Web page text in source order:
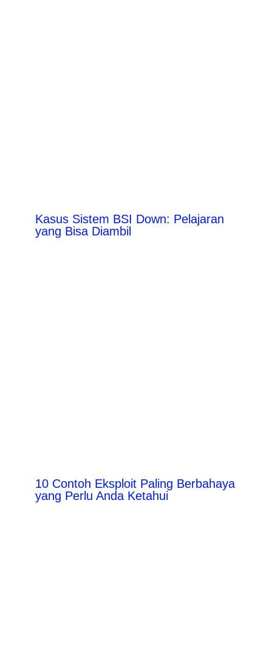
Kasus Sistem BSI Down: Pelajaran
yang Bisa Diambil
10 Contoh Eksploit Paling Berbahaya
yang Perlu Anda Ketahui